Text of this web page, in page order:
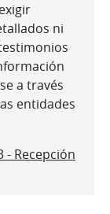
ni
a través
entidades
Recepción